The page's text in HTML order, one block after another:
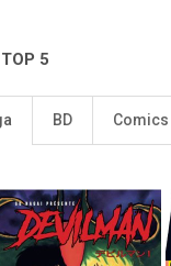
5
BD Comics